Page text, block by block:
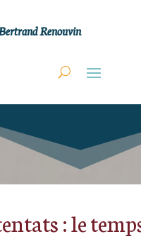
Renouvin
: le